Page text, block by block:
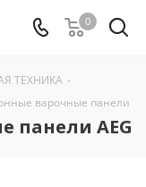
0
ТЕХНИКА -
варочные панели
панели AEG